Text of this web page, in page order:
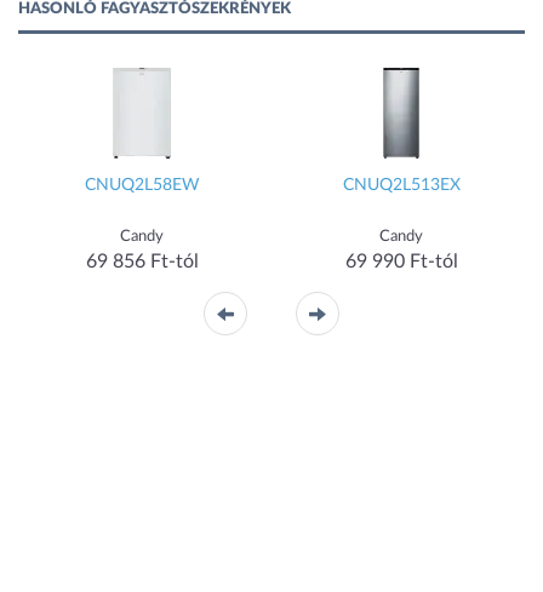
HASONLÓ FAGYASZTÓSZEKRÉNYEK
CNUQ2L58EW
Candy
69 856 Ft-tól
CNUQ2L513EX
Candy
69 990 Ft-tól